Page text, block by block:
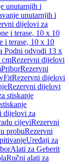
unutarnjih i
unutarnjih i
dijelovi za
i terase, 10 x 10
i terase, 10 x 10
Podni odvodi 13 x
cmRezervni dijelovi
PriborRezervni
Rezervni dijelovi
Rezervni dijelovi
stiskanje
dijelovi za
cijeviRezervni
probuRezervni
Uređaji za
Alati za Geberit
Ručni alati za